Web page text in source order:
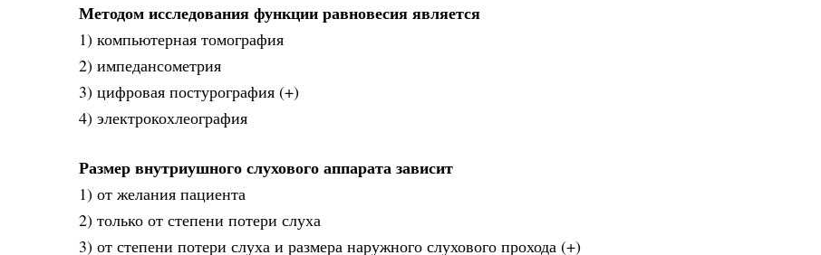
Методом исследования функции равновесия является
1) компьютерная томография
2) импедансометрия
3) цифровая постурография (+)
4) электрокохлеография
Размер внутриушного слухового аппарата зависит
1) от желания пациента
2) только от степени потери слуха
3) от степени потери слуха и размера наружного слухового прохода (+)